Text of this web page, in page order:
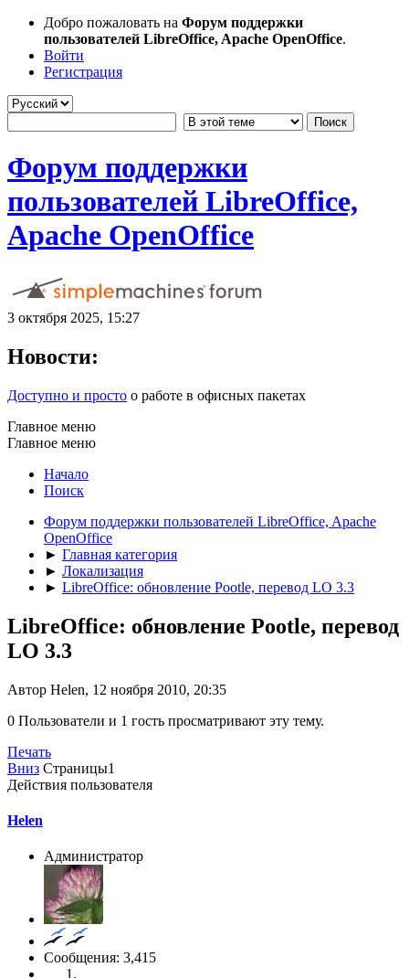
Добро пожаловать на Форум поддержки
пользователей LibreOffice, Apache OpenOffice.
Войти
Регистрация
Форум поддержки
пользователей LibreOffice,
Apache OpenOffice
3 октября 2025, 15:27
Новости:
Доступно и просто о работе в офисных пакетах
Главное меню
Главное меню
Начало
Поиск
Форум поддержки пользователей LibreOffice, Apache
OpenOffice
► Главная категория
► Локализация
► LibreOffice: обновление Pootle, перевод LO 3.3
LibreOffice: обновление Pootle, перевод
LO 3.3
Автор Helen, 12 ноября 2010, 20:35
0 Пользователи и 1 гость просматривают эту тему.
Печать
Вниз Страницы1
Действия пользователя
Helen
Администратор
Сообщения: 3,415